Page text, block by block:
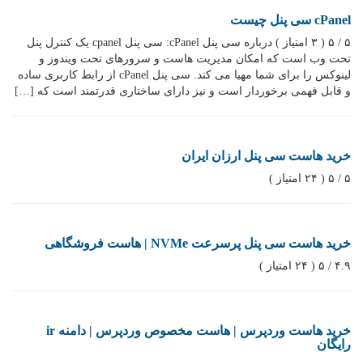
cPanel سی پنل چیست
۵ / ۵ ( ۳ امتیاز ) درباره سی پنل cPanel: سی پنل cpanel یک کنترل پنل
تحت وب است که امکان مدیریت هاست و سرورهای تحت ویندوز و
لینوکس را برای شما مهیا می کند. سی پنل cPanel از رابط کاربری ساده
و قابل فهمی برخوردار است و نیز دارای ساختاری قدرتمند است که […]
خرید هاست سی پنل ارزان ایران
۵ / ۵ ( ۲۴ امتیاز )
خرید هاست سی پنل پرسرعت NVMe | هاست فروشگاهی
۴.۹ / ۵ ( ۲۴ امتیاز )
خرید هاست وردپرس | هاست مخصوص وردپرس | دامنه ir
رایگان